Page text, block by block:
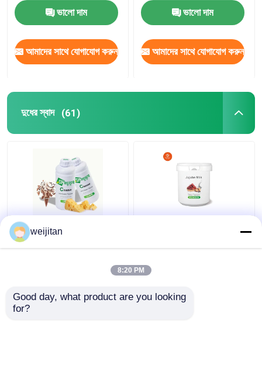
মিষ্টির স্বাদ
প্রাকৃতিক স্বাদ
ভালো দাম
আমাদের সাথে যোগাযোগ করুন
ভালো দাম
আমাদের সাথে যোগাযোগ করুন
দুধের স্বাদ (61)
আইসক্রিমের জন্য খাদ্য গ্রেড
তরল পনিরের ফ্লেভার ৯৯.৯%
weijitan
8:20 PM
Good day, what product are you looking
for?